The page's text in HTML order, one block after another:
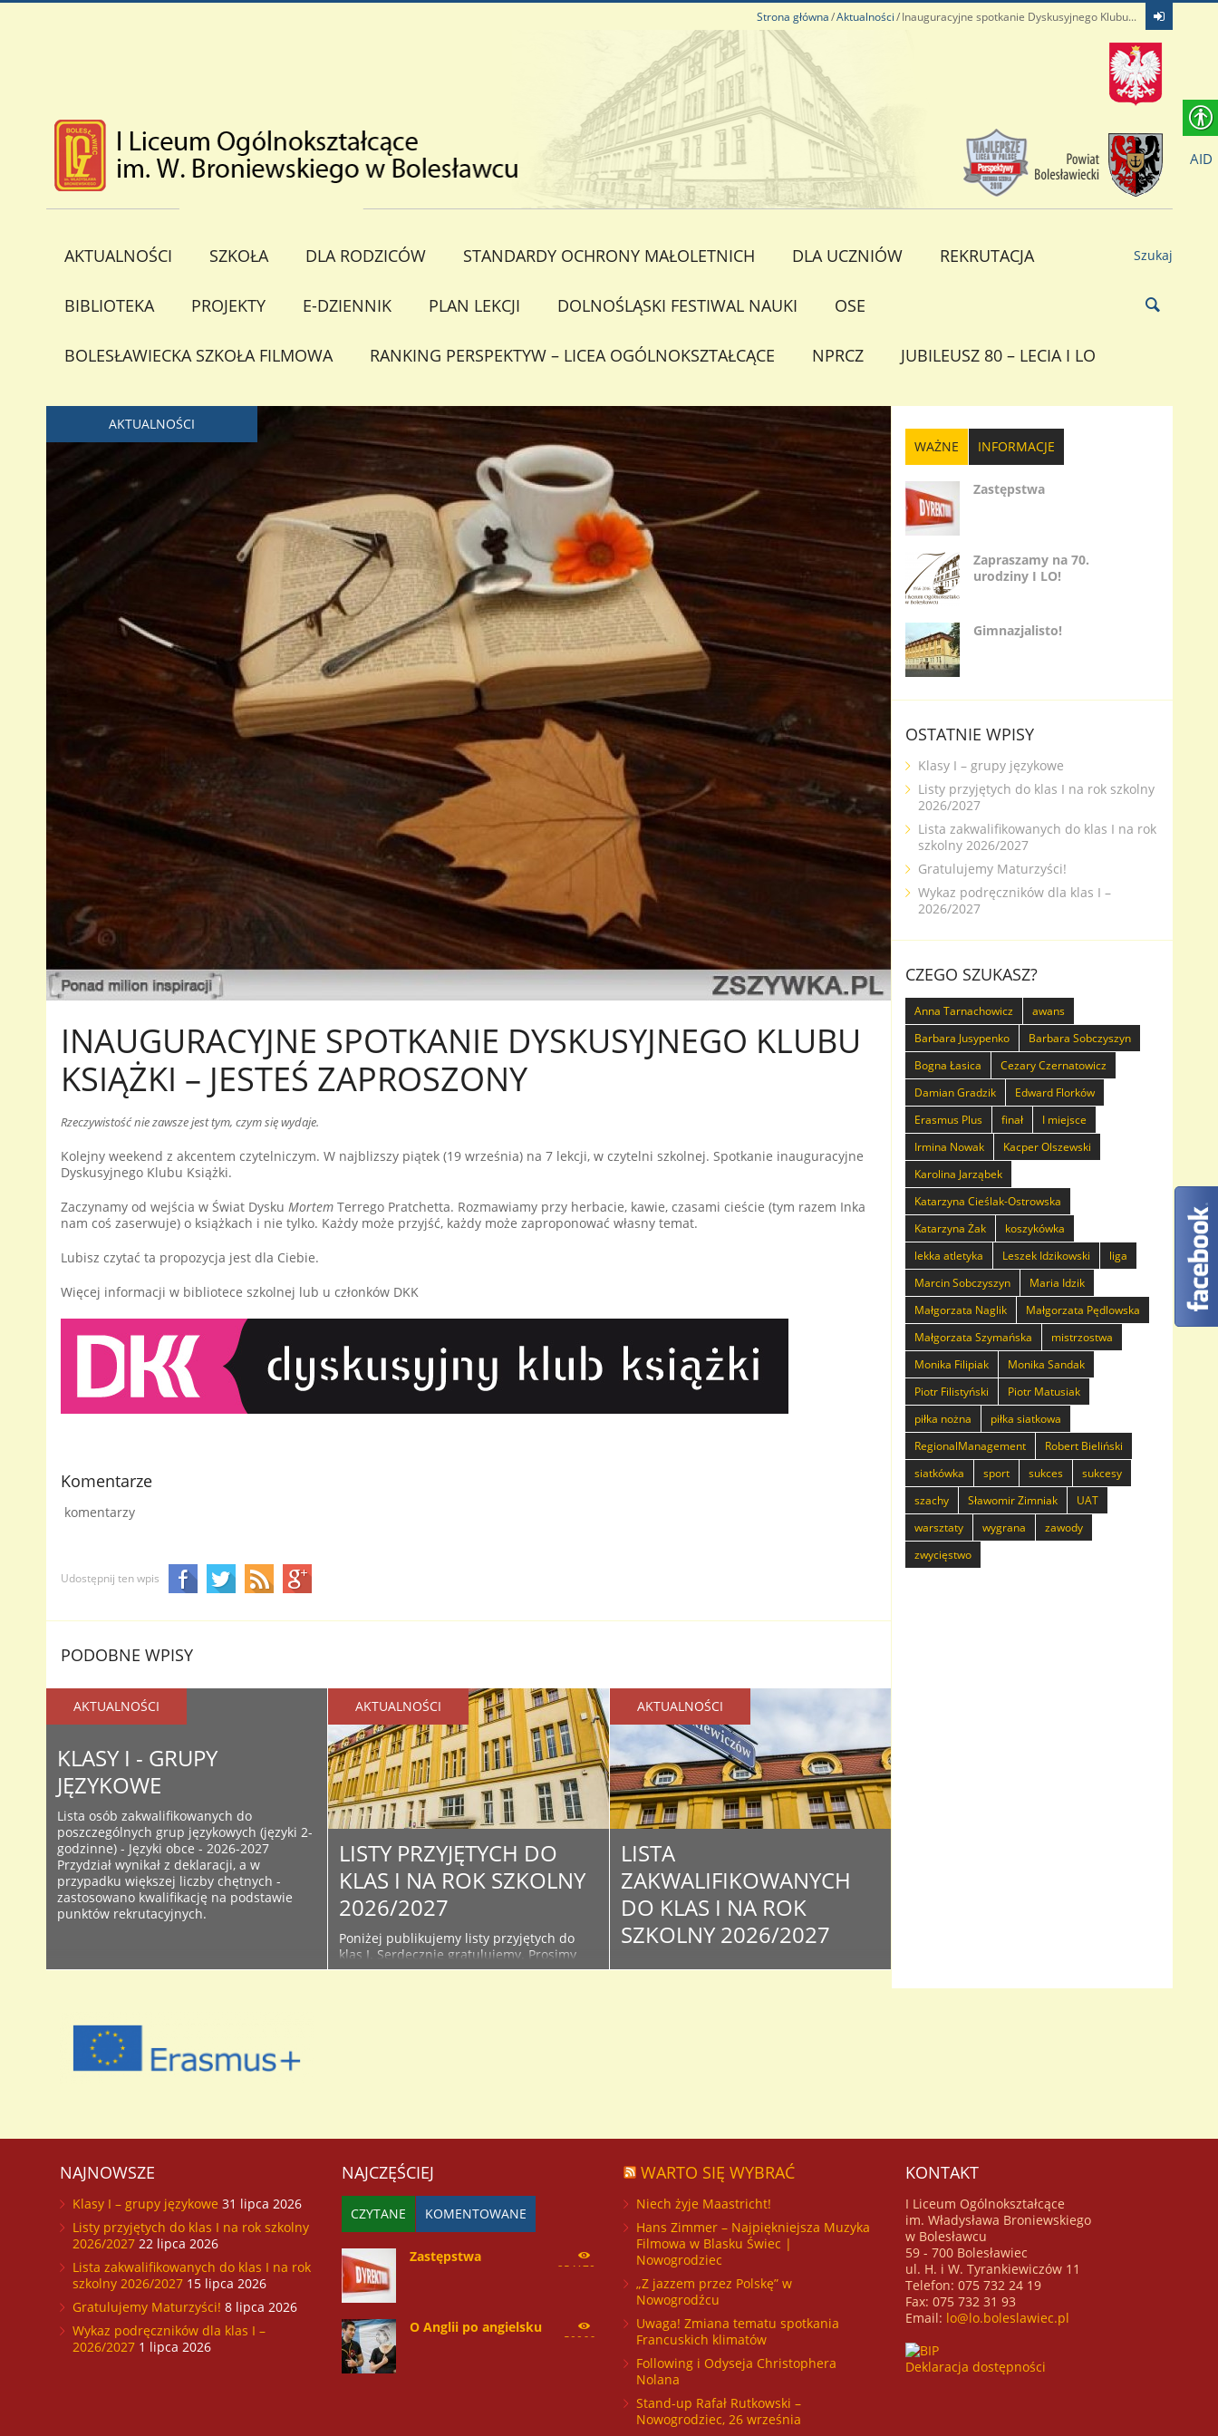
Strona główna Aktualności Inauguracyjne spotkanie Dyskusyjnego Klubu...
AKTUALNOŚCI SZKOŁA DLA RODZICÓW STANDARDY OCHRONY MAŁOLETNICH DLA UCZNIÓW REKRUTACJA
BIBLIOTEKA PROJEKTY E-DZIENNIK PLAN LEKCJI DOLNOŚLĄSKI FESTIWAL NAUKI OSE
BOLESŁAWIECKA SZKOŁA FILMOWA RANKING PERSPEKTYW – LICEA OGÓLNOKSZTAŁCĄCE NPRCZ JUBILEUSZ 80 – LECIA I LO
Szukaj
AKTUALNOŚCI
INAUGURACYJNE SPOTKANIE DYSKUSYJNEGO KLUBU
KSIĄŻKI – JESTEŚ ZAPROSZONY
Rzeczywistość nie zawsze jest tym, czym się wydaje.
Kolejny weekend z akcentem czytelniczym. W najblizszy piątek (19 września) na 7 lekcji, w czytelni szkolnej. Spotkanie inauguracyjne
Dyskusyjnego Klubu Książki.
Zaczynamy od wejścia w Świat Dysku MortemTerrego Pratchetta. Rozmawiamy przy herbacie, kawie, czasami cieście (tym razem Inka
nam coś zaserwuje) o książkach i nie tylko. Każdy może przyjść, każdy może zaproponować własny temat.
Lubisz czytać ta propozycja jest dla Ciebie.
Więcej informacji w bibliotece szkolnej lub u członków DKK
Komentarze
komentarzy
Udostępnij ten wpis
PODOBNE WPISY
AKTUALNOŚCI
KLASY I - GRUPY
JĘZYKOWE
Lista osób zakwalifikowanych do
poszczególnych grup językowych (języki 2-
godzinne) - Języki obce - 2026-2027
Przydział wynikał z deklaracji, a w
przypadku większej liczby chętnych -
zastosowano kwalifikację na podstawie
punktów rekrutacyjnych.
AKTUALNOŚCI
LISTY PRZYJĘTYCH DO
KLAS I NA ROK SZKOLNY
2026/2027
Poniżej publikujemy listy przyjętych do
klas I. Serdecznie gratulujemy. Prosimy
śledzić bieżące informacje na stronie i
AKTUALNOŚCI
LISTA
ZAKWALIFIKOWANYCH
DO KLAS I NA ROK
SZKOLNY 2026/2027
Poniżej publikujemy listy
WAŻNE INFORMACJE
Zastępstwa
Zapraszamy na 70.
urodziny I LO!
Gimnazjalisto!
OSTATNIE WPISY
Klasy I – grupy językowe
Listy przyjętych do klas I na rok szkolny
2026/2027
Lista zakwalifikowanych do klas I na rok
szkolny 2026/2027
Gratulujemy Maturzyści!
Wykaz podręczników dla klas I –
2026/2027
CZEGO SZUKASZ?
Anna Tarnachowicz
awans
Barbara Jusypenko
Barbara Sobczyszyn
Bogna Łasica
Cezary Czernatowicz
Damian Gradzik
Edward Florków
Erasmus Plus
finał
I miejsce
Irmina Nowak
Kacper Olszewski
Karolina Jarząbek
Katarzyna Cieślak-Ostrowska
Katarzyna Żak
koszykówka
lekka atletyka
Leszek Idzikowski
liga
Marcin Sobczyszyn
Maria Idzik
Małgorzata Naglik
Małgorzata Pędlowska
Małgorzata Szymańska
mistrzostwa
Monika Filipiak
Monika Sandak
Piotr Filistyński
Piotr Matusiak
piłka nożna
piłka siatkowa
RegionalManagement
Robert Bieliński
siatkówka
sport sukces
sukcesy
szachy
Sławomir Zimniak
UAT
warsztaty
wygrana
zawody
zwycięstwo
NAJNOWSZE
Klasy I – grupy językowe 31 lipca 2026
Listy przyjętych do klas I na rok szkolny
2026/2027 22 lipca 2026
Lista zakwalifikowanych do klas I na rok
szkolny 2026/2027 15 lipca 2026
Gratulujemy Maturzyści! 8 lipca 2026
Wykaz podręczników dla klas I –
2026/2027 1 lipca 2026
NAJCZĘŚCIEJ
CZYTANE KOMENTOWANE
Zastępstwa
254170
O Anglii po angielsku
59966
WARTO SIĘ WYBRAĆ
Niech żyje Maastricht!
Hans Zimmer – Najpiękniejsza Muzyka
Filmowa w Blasku Świec |
Nowogrodziec
„Z jazzem przez Polskę” w
Nowogrodźcu
Uwaga! Zmiana tematu spotkania
Francuskich klimatów
Following i Odyseja Christophera
Nolana
Stand-up Rafał Rutkowski –
Nowogrodziec, 26 września
KONTAKT
I Liceum Ogólnokształcące
im. Władysława Broniewskiego
w Bolesławcu
59 - 700 Bolesławiec
ul. H. i W. Tyrankiewiczów 11
Telefon: 075 732 24 19
Fax: 075 732 31 93
Email: lo@lo.boleslawiec.pl
Deklaracja dostępności
AID